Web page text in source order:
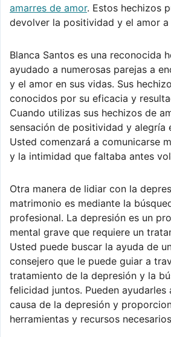
amarres de amor. Estos hechizos
devolver la positividad y el amor a
Blanca Santos es una reconocida
ayudado a numerosas parejas a
y el amor en sus vidas. Sus
conocidos por su eficacia y
Cuando utilizas sus hechizos de
sensación de positividad y alegría
Usted comenzará a comunicarse
y la intimidad que faltaba antes
Otra manera de lidiar con la
matrimonio es mediante la
profesional. La depresión es un
mental grave que requiere un
Usted puede buscar la ayuda de
consejero que le puede guiar a
tratamiento de la depresión y la
felicidad juntos. Pueden ayudarles
causa de la depresión y
herramientas y recursos